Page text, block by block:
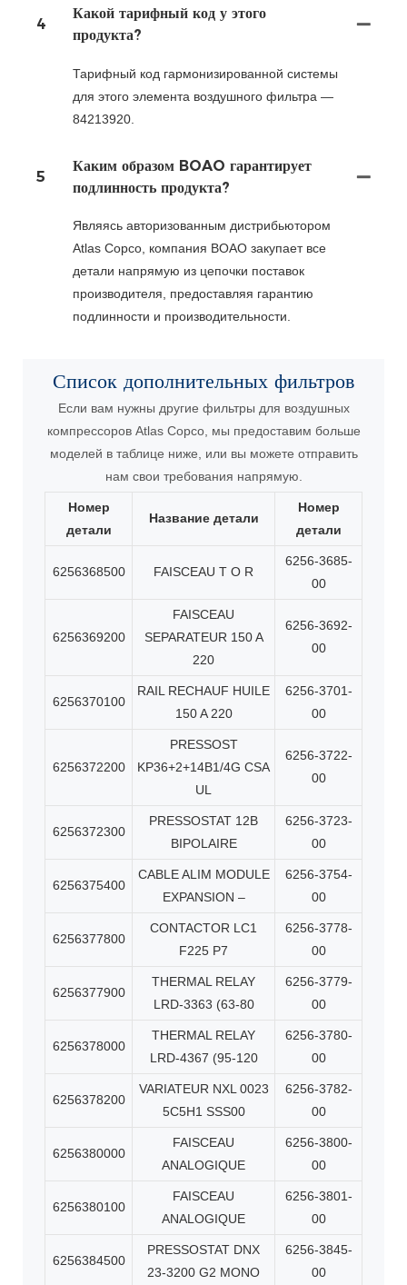
4
Какой тарифный код у этого
продукта?
Тарифный код гармонизированной системы
для этого элемента воздушного фильтра —
84213920.
5
Каким образом BOAO гарантирует
подлинность продукта?
Являясь авторизованным дистрибьютором
Atlas Copco, компания BOAO закупает все
детали напрямую из цепочки поставок
производителя, предоставляя гарантию
подлинности и производительности.
Список дополнительных фильтров
Если вам нужны другие фильтры для воздушных
компрессоров Atlas Copco, мы предоставим больше
моделей в таблице ниже, или вы можете отправить
нам свои требования напрямую.
Номер
детали
Название детали
Номер
детали
6256368500 FAISCEAU T O R
6256-3685-
00
6256369200
FAISCEAU
SEPARATEUR 150 A
220
6256-3692-
00
6256370100
RAIL RECHAUF HUILE
150 A 220
6256-3701-
00
6256372200
PRESSOST
KP36+2+14B1/4G CSA
UL
6256-3722-
00
6256372300
PRESSOSTAT 12B
BIPOLAIRE
6256-3723-
00
6256375400
CABLE ALIM MODULE
EXPANSION –
6256-3754-
00
6256377800
CONTACTOR LC1
F225 P7
6256-3778-
00
6256377900
THERMAL RELAY
LRD-3363 (63-80
6256-3779-
00
6256378000
THERMAL RELAY
LRD-4367 (95-120
6256-3780-
00
6256378200
VARIATEUR NXL 0023
5C5H1 SSS00
6256-3782-
00
6256380000
FAISCEAU
ANALOGIQUE
6256-3800-
00
6256380100
FAISCEAU
ANALOGIQUE
6256-3801-
00
6256384500
PRESSOSTAT DNX
23-3200 G2 MONO
6256-3845-
00